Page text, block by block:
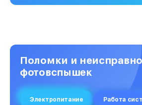
Поломки и
фотовспышек
Электропитание Работа